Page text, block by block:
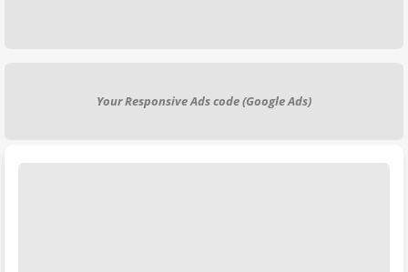
Your Responsive Ads code (Google Ads)